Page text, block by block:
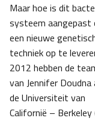
Maar hoe is dit
systeem aangepast
een nieuwe
techniek op te
2012 hebben de
van Jennifer Doudna
de Universiteit van
Californië – Berkeley